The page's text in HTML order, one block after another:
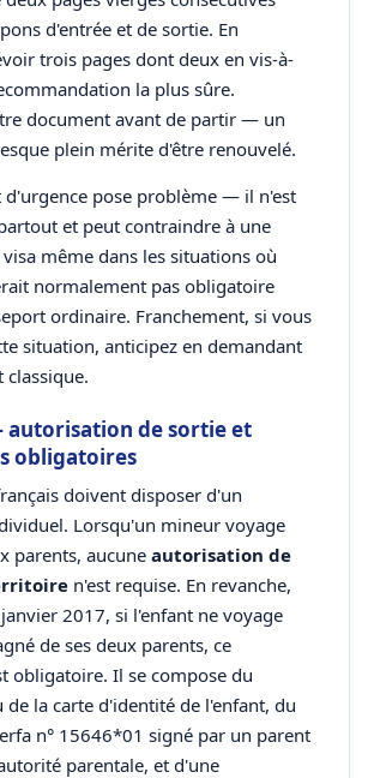
d'entrée et de sortie. En
trois pages dont deux en vis-à-
la plus sûre.
document avant de partir — un
plein mérite d'être renouvelé.
d'urgence pose problème — il n'est
et peut contraindre à une
même dans les situations où
normalement pas obligatoire
ordinaire. Franchement, si vous
situation, anticipez en demandant
classique.
de sortie et
obligatoires
doivent disposer d'un
Lorsqu'un mineur voyage
parents, aucune autorisation de
n'est requise. En revanche,
2017, si l'enfant ne voyage
de ses deux parents, ce
obligatoire. Il se compose du
de la carte d'identité de l'enfant, du
n° 15646*01 signé par un parent
parentale, et d'une